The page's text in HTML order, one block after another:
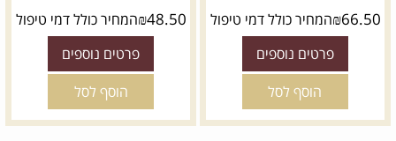
₪66.50 המחיר כולל דמי טיפול
פרטים נוספים
הוסף לסל
₪48.50 המחיר כולל דמי טיפול
פרטים נוספים
הוסף לסל